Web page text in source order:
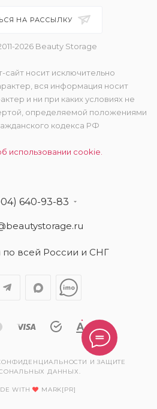
НА РАССЫЛКУ
2026 Beauty Storage
сайт носит исключительно
вся информация носит
и ни при каких условиях не
определяемой положениями
кодекса РФ
использовании cookie.
640-93-83
по всей России и СНГ
И ЗАЩИТЕ
ДАННЫХ.
WITH MARK[PR]